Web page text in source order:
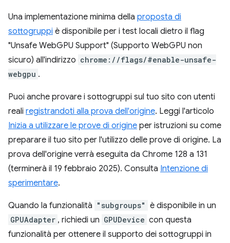
Una implementazione minima della proposta di
sottogruppi è disponibile per i test locali dietro il flag
"Unsafe WebGPU Support" (Supporto WebGPU non
sicuro) all'indirizzo chrome://flags/#enable-unsafe-
webgpu .
Puoi anche provare i sottogruppi sul tuo sito con utenti
reali registrandoti alla prova dell'origine. Leggi l'articolo
Inizia a utilizzare le prove di origine per istruzioni su come
preparare il tuo sito per l'utilizzo delle prove di origine. La
prova dell'origine verrà eseguita da Chrome 128 a 131
(terminerà il 19 febbraio 2025). Consulta Intenzione di
sperimentare.
Quando la funzionalità "subgroups" è disponibile in un
GPUAdapter , richiedi un GPUDevice con questa
funzionalità per ottenere il supporto dei sottogruppi in